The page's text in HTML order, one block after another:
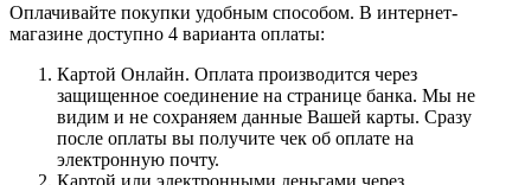
Оплачивайте покупки удобным способом. В интернет-
магазине доступно 4 варианта оплаты:
Картой Онлайн. Оплата производится через
защищенное соединение на странице банка. Мы не
видим и не сохраняем данные Вашей карты. Сразу
после оплаты вы получите чек об оплате на
электронную почту.
Картой или электронными деньгами через